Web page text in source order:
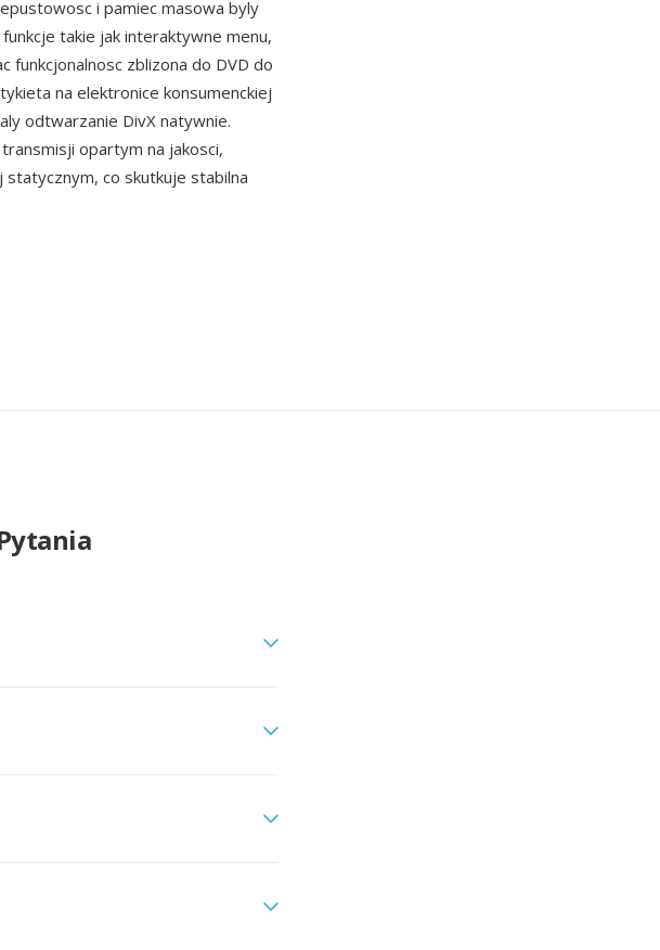
i pamiec masowa byly
takie jak interaktywne menu,
funkcjonalnosc zblizona do DVD do
na elektronice konsumenckiej
odtwarzanie DivX natywnie.
opartym na jakosci,
co skutkuje stabilna